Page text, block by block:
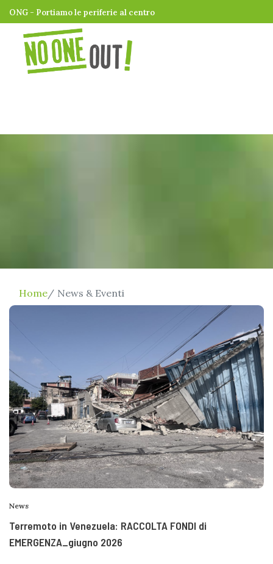
ONG - Portiamo le periferie al centro
Home News & Eventi
News
Terremoto in Venezuela: RACCOLTA FONDI di
EMERGENZA_giugno 2026